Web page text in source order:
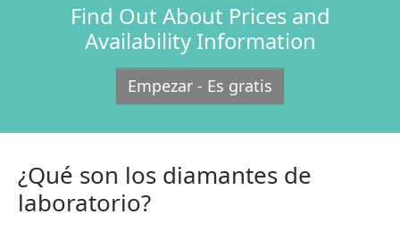
Find Out About Prices and
Availability Information
Empezar - Es gratis
¿Qué son los diamantes de
laboratorio?